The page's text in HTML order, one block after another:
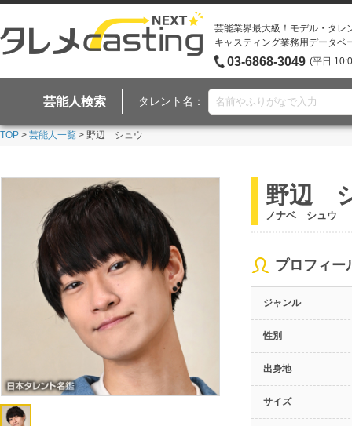
芸能業界最大級！モデル・タレ
キャスティング業務用データベ
03-6868-3049 (平日
芸能人検索 タレント名：
TOP > 芸能人一覧 > 野辺 シュウ
野辺
ノナベ シュウ
プロフィー
ジャンル
性別
出身地
サイズ